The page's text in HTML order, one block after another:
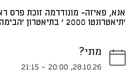
אנא, פאיזה- מונודרמה זוכת פרס
'תיאטרונטו 2000 ' בתיאטרון 'הבימה'.
מתי?
28.10.26
,
20:00
-
21:15